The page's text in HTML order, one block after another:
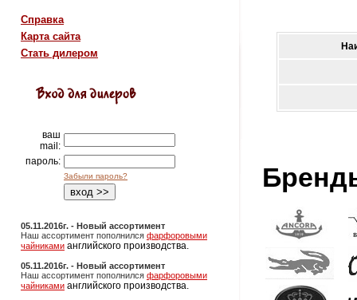
Справка
Карта сайта
Стать дилером
ваш
mail:
пароль:
Забыли пароль?
05.11.2016г. - Новый ассортимент
Наш ассортимент пополнился фарфоровыми
чайниками английского производства.
05.11.2016г. - Новый ассортимент
Наш ассортимент пополнился фарфоровыми
чайниками английского производства.